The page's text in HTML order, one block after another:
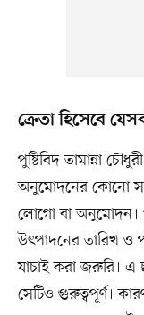
ক্রেতা হিসেবে
পুষ্টিবিদ তামান্না
অনুমোদনের কোনো
লোগো বা অনুমোদন।
উৎপাদনের তারিখ ও
যাচাই করা জরুরি। এ
সেটিও গুরুত্বপূর্ণ।